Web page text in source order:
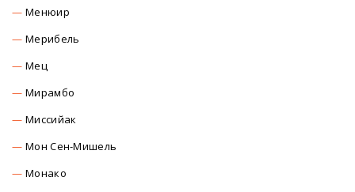
Менюир
Мерибель
Мец
Мирамбо
Миссийак
Мон Сен-Мишель
Монако